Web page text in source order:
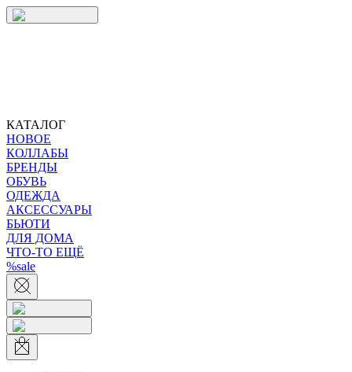
КАТАЛОГ
НОВОЕ
КОЛЛАБЫ
БРЕНДЫ
ОБУВЬ
ОДЕЖДА
АКСЕССУАРЫ
БЬЮТИ
ДЛЯ ДОМА
ЧТО-ТО ЕЩЁ
%sale